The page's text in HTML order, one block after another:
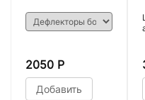
2050 Р
Добавить